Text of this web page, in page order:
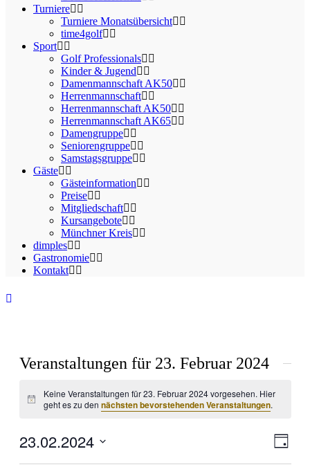
Turniere
Turniere Monatsübersicht
time4golf
Sport
Golf Professionals
Kinder & Jugend
Damenmannschaft AK50
Herrenmannschaft
Herrenmannschaft AK50
Herrenmannschaft AK65
Damengruppe
Seniorengruppe
Samstagsgruppe
Gäste
Gästeinformation
Preise
Mitgliedschaft
Kursangebote
Münchner Kreis
dimples
Gastronomie
Kontakt
Veranstaltungen für 23. Februar 2024
Hinweis
Keine Veranstaltungen für 23. Februar 2024 vorgesehen. Hier
geht es zu den nächsten bevorstehenden Veranstaltungen.
Tag
23.02.2024